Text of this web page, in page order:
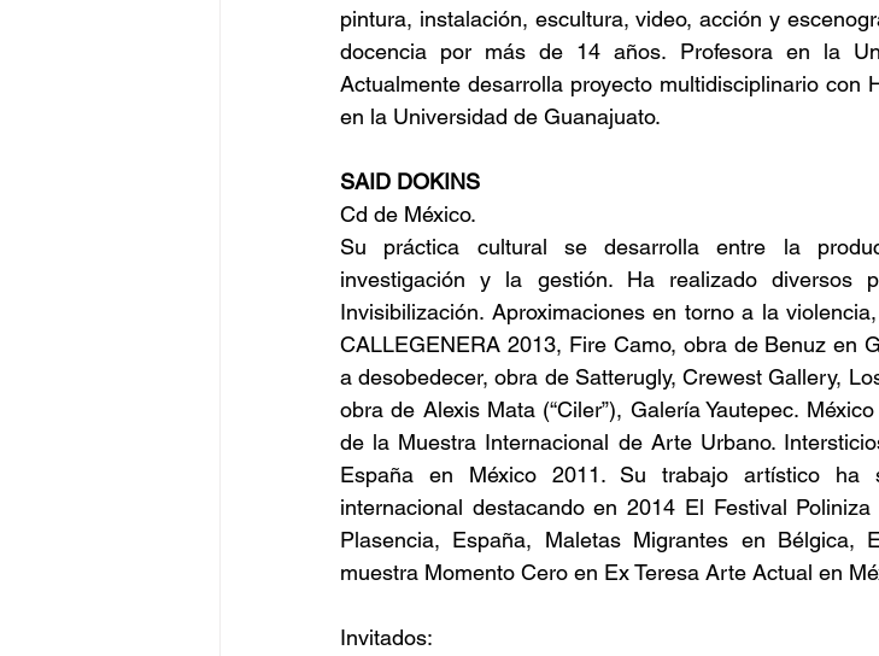
pintura, instalación, escultura, video, acción y
docencia por más de 14 años. Profesora en la
Actualmente desarrolla proyecto multidisciplinario con
en la Universidad de Guanajuato.
SAID DOKINS
Cd de México.
Su práctica cultural se desarrolla entre la
investigación y la gestión. Ha realizado diversos
Invisibilización. Aproximaciones en torno a la
CALLEGENERA 2013, Fire Camo, obra de Benuz en
a desobedecer, obra de Satterugly, Crewest Gallery,
obra de Alexis Mata (“Ciler”), Galería Yautepec.
de la Muestra Internacional de Arte Urbano.
España en México 2011. Su trabajo artístico
internacional destacando en 2014 El Festival
Plasencia, España, Maletas Migrantes en
muestra Momento Cero en Ex Teresa Arte Actual en
Invitados: